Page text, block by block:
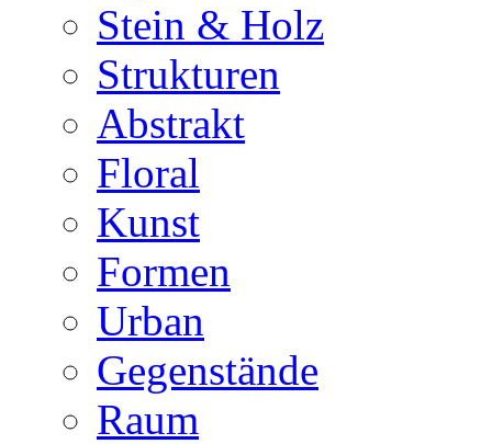
Stein & Holz
Strukturen
Abstrakt
Floral
Kunst
Formen
Urban
Gegenstände
Raum